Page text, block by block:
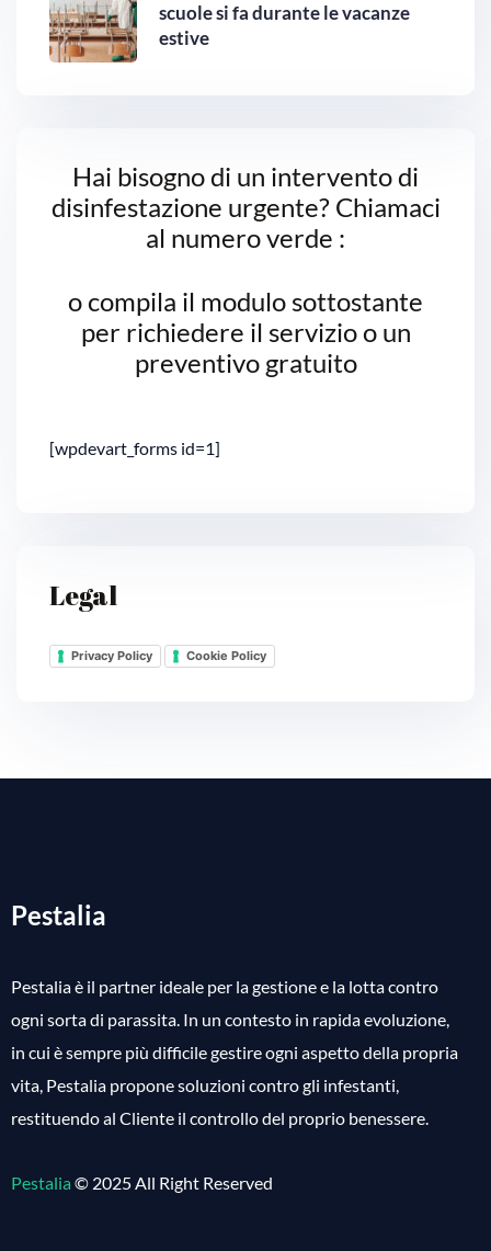
scuole si fa durante le vacanze
estive
Hai bisogno di un intervento di
disinfestazione urgente? Chiamaci
al numero verde :
o compila il modulo sottostante
per richiedere il servizio o un
preventivo gratuito
[wpdevart_forms id=1]
Legal
Privacy Policy Cookie Policy
Pestalia
Pestalia è il partner ideale per la gestione e la lotta contro
ogni sorta di parassita. In un contesto in rapida evoluzione,
in cui è sempre più difficile gestire ogni aspetto della propria
vita, Pestalia propone soluzioni contro gli infestanti,
restituendo al Cliente il controllo del proprio benessere.
Pestalia © 2025 All Right Reserved